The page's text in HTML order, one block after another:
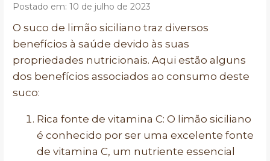
Postado em: 10 de julho de 2023
O suco de limão siciliano traz diversos
benefícios à saúde devido às suas
propriedades nutricionais. Aqui estão alguns
dos benefícios associados ao consumo deste
suco:
Rica fonte de vitamina C: O limão siciliano
é conhecido por ser uma excelente fonte
de vitamina C, um nutriente essencial